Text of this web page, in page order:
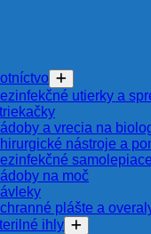
utierky a
a vrecia na
nástroje a
na moč
plášte a
ihly